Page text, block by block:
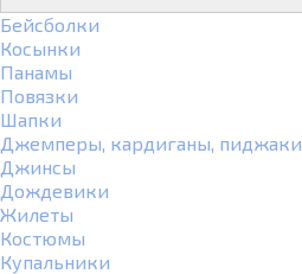
Бейсболки
Косынки
Панамы
Повязки
Шапки
Джемперы, кардиганы, пиджаки
Джинсы
Дождевики
Жилеты
Костюмы
Купальники